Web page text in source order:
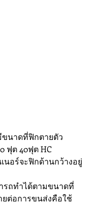
ขนาดที่ฟิกตายตัว
ฟุต 40ฟุต HC
รถทำได้ตามขนาดที่
ยต่อการขนส่งคือใช้